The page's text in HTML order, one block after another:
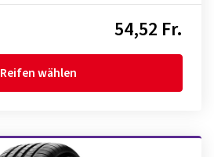
54,52 Fr.
Reifen wählen